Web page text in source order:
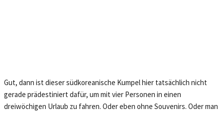
Gut, dann ist dieser südkoreanische Kumpel hier tatsächlich nicht
gerade prädestiniert dafür, um mit vier Personen in einen
dreiwöchigen Urlaub zu fahren. Oder eben ohne Souvenirs. Oder man